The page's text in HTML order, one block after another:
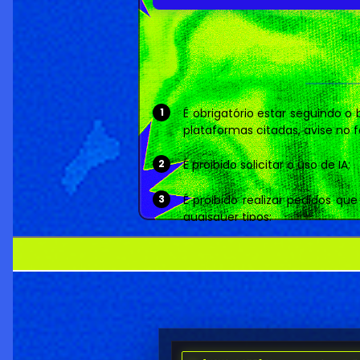
É obrigatório estar seguindo o
plataformas citadas, avise no
É proibido solicitar o uso de IA;
É proibido realizar pedidos
quaisquer tipos;
É proibido realizar o mesmo
Em pedidos de design,
membros que deseja no design;
Em pedidos de design com